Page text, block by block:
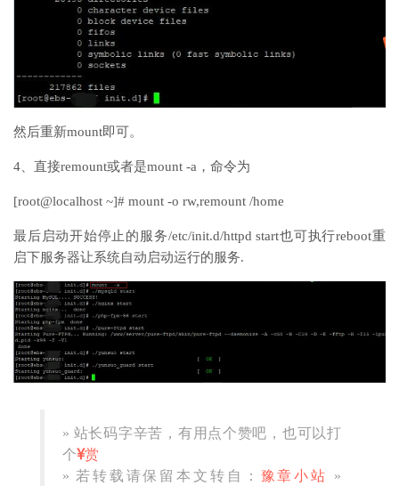
然后重新mount即可。
4、直接remount或者是mount -a，命令为
[root@localhost ~]# mount -o rw,remount /home
最后启动开始停止的服务/etc/init.d/httpd start也可执行reboot重
启下服务器让系统自动启动运行的服务.
» 站长码字辛苦，有用点个赞吧，也可以打
个 赏
» 若转载请保留本文转自： 豫章小站
»